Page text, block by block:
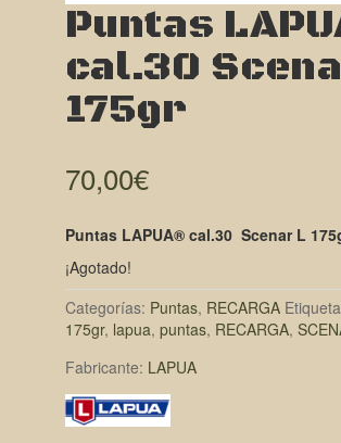
Puntas
cal.30
175gr
70,00€
Puntas LAPUA® cal.30 Scenar L
¡Agotado!
Categorías: Puntas, RECARGA
175gr, lapua, puntas, RECARGA,
Fabricante: LAPUA